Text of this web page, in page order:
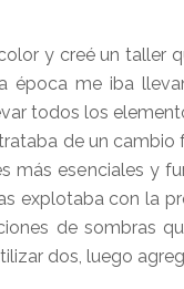
y creé un taller
época me iba
todos los
de un
esenciales y
explotaba con la
de sombras
dos, luego